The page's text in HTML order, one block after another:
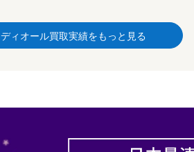
ディオール買取実績をもっと見る